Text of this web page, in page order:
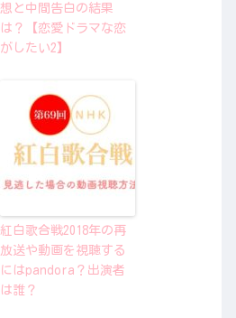
想と中間告白の結果
は？【恋愛ドラマな恋
がしたい2】
紅白歌合戦2018年の再
放送や動画を視聴する
にはpandora？出演者
は誰？